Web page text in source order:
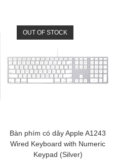
OUT OF STOCK
Bàn phím có dây Apple A1243
Wired Keyboard with Numeric
Keypad (Silver)